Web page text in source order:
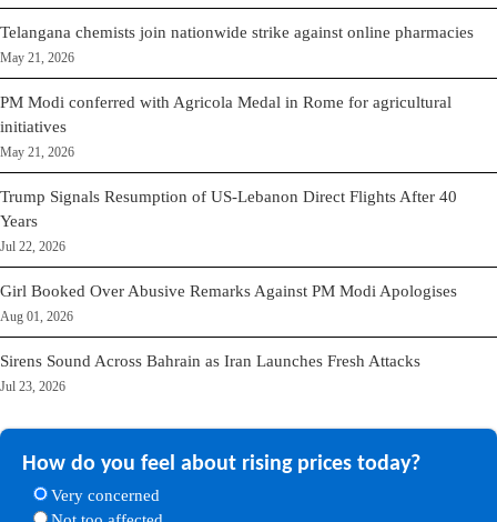
Telangana chemists join nationwide strike against online pharmacies
May 21, 2026
PM Modi conferred with Agricola Medal in Rome for agricultural
initiatives
May 21, 2026
Trump Signals Resumption of US-Lebanon Direct Flights After 40
Years
Jul 22, 2026
Girl Booked Over Abusive Remarks Against PM Modi Apologises
Aug 01, 2026
Sirens Sound Across Bahrain as Iran Launches Fresh Attacks
Jul 23, 2026
How do you feel about rising prices today?
Very concerned